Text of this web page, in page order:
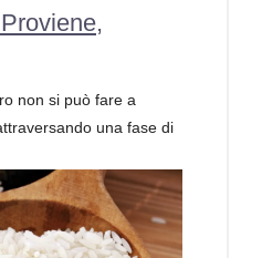
non si può fare a
una fase di